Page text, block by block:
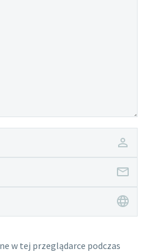
w tej przeglądarce podczas